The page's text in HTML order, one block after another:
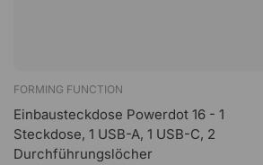
FORMING FUNCTION
Einbausteckdose Powerdot 16 - 1
Steckdose, 1 USB-A, 1 USB-C, 2
Durchführungslöcher